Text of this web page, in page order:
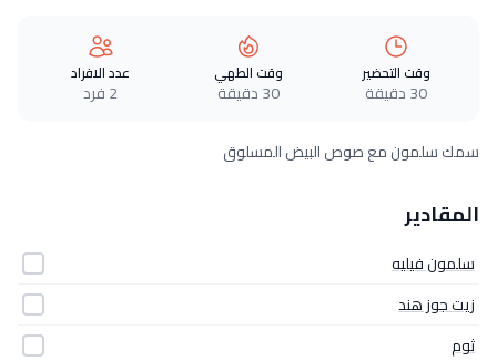
وقت التحضير
30 دقيقة
وقت الطهي
30 دقيقة
عدد الافراد
2 فرد
سمك سلمون مع صوص البيض المسلوق
المقادير
سلمون فيليه
زيت جوز هند
ثوم